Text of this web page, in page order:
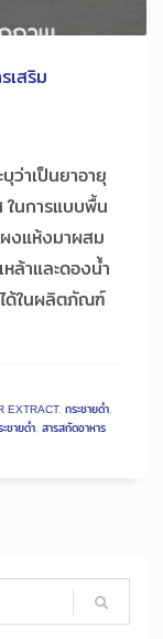
เสริม
ว่าเป็นยาอายุ
ในการแบบพื้น
งแห้งมาผสม
ล้าและดองน้ำ
ด้ในผลิตภัณฑ์
EXTRACT, กระชายดำ,
ชายดำ, สารสกัดอาหาร